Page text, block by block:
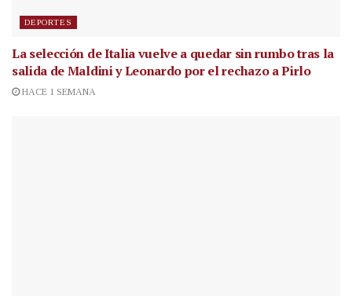
DEPORTES
La selección de Italia vuelve a quedar sin rumbo tras la
salida de Maldini y Leonardo por el rechazo a Pirlo
HACE 1 SEMANA